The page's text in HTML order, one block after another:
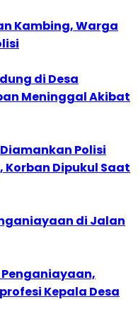
Kambing, Warga
di Desa
Meninggal Akibat
Polisi
Dipukul Saat
di Jalan
Penganiayaan,
Kepala Desa